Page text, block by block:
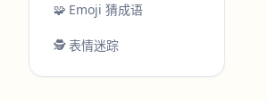
🧩 Emoji 猜成语
🕵️ 表情迷踪